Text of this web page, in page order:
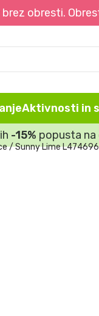
obresti.
Aktivnosti in
-15% popusta na
Ice / Sunny Lime